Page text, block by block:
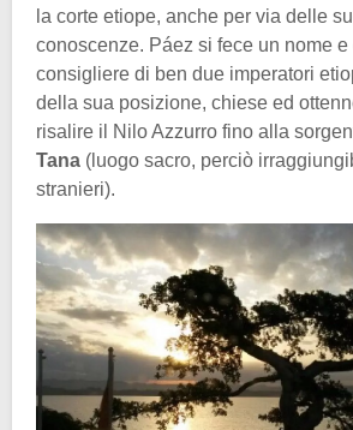
la corte etiope, anche per via delle
conoscenze. Páez si fece un nome
consigliere di ben due imperatori
della sua posizione, chiese ed
risalire il Nilo Azzurro fino alla
Tana (luogo sacro, perciò
stranieri).